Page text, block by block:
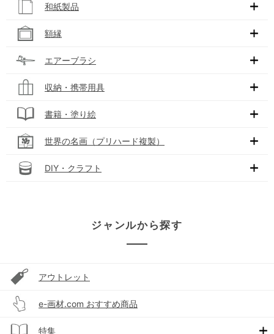
和紙製品
額縁
エアーブラシ
収納・携帯用具
書籍・塗り絵
世界の名画（プリハード複製）
DIY・クラフト
ジャンルから探す
アウトレット
e-画材.com おすすめ商品
特集